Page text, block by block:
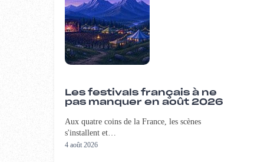
Les festivals français à ne
pas manquer en août 2026
Aux quatre coins de la France, les scènes
s'installent et…
4 août 2026